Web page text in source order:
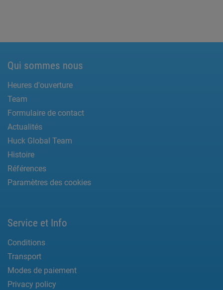
Qui sommes nous
Heures d'ouverture
Team
Formulaire de contact
Actualités
Huck Global Team
Histoire
Références
Paramètres des cookies
Service et Info
Conditions
Transport
Modes de paiement
Privacy policy